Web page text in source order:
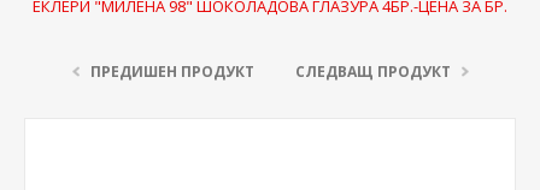
ЕКЛЕРИ "МИЛЕНА 98" ШОКОЛАДОВА ГЛАЗУРА 4БР.-ЦЕНА ЗА БР.
ПРЕДИШЕН ПРОДУКТ СЛЕДВАЩ ПРОДУКТ